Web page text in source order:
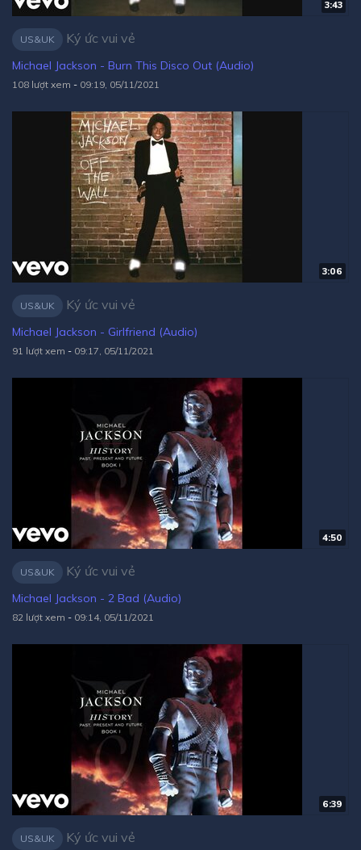
3:43
US&UK Ký ức vui vẻ
Michael Jackson - Burn This Disco Out (Audio)
108 lượt xem - 09:19, 05/11/2021
3:06
US&UK Ký ức vui vẻ
Michael Jackson - Girlfriend (Audio)
91 lượt xem - 09:17, 05/11/2021
4:50
US&UK Ký ức vui vẻ
Michael Jackson - 2 Bad (Audio)
82 lượt xem - 09:14, 05/11/2021
6:39
US&UK Ký ức vui vẻ